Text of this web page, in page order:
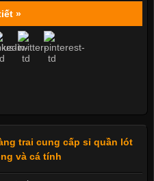
»
trai cung cấp sỉ quần lót
và cá tính